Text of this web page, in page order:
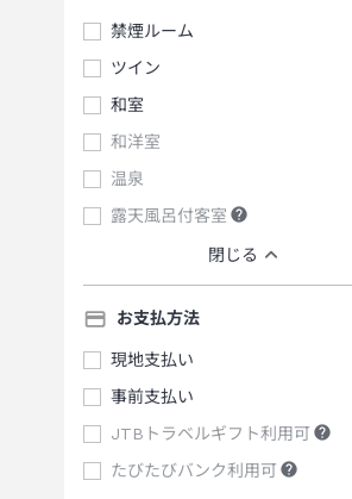
禁煙ルーム
ツイン
和室
和洋室
温泉
露天風呂付客室
閉じる
お支払方法
現地支払い
事前支払い
JTBトラベルギフト利用可
たびたびバンク利用可